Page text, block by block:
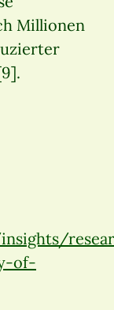
Millionen
of-